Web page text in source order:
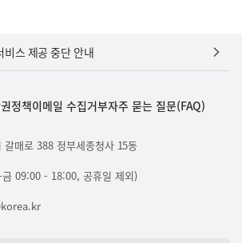
비스 제공 중단 안내
정책이메일 수집거부자주 묻는 질문(FAQ)
매로 388 정부세종청사 15동
09:00 - 18:00, 공휴일 제외)